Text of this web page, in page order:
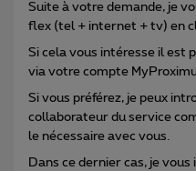
Suite à votre demande, je
flex (tel + internet + tv) en
Si cela vous intéresse il est
via votre compte
Si vous préférez, je peux
collaborateur du service
le nécessaire avec vous.
Dans ce dernier cas, je